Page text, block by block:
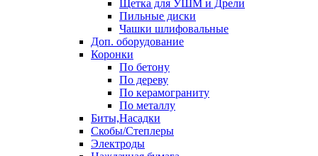
Щетка для УШМ и Дрели
Пильные диски
Чашки шлифовальные
Доп. оборудование
Коронки
По бетону
По дереву
По керамограниту
По металлу
Биты,Насадки
Скобы/Степлеры
Электроды